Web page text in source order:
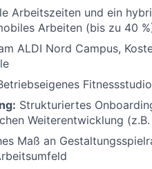
Arbeitszeiten und ein
Arbeiten (bis zu 40
ALDI Nord Campus,
Strukturiertes
Weiterentwicklung
Maß an